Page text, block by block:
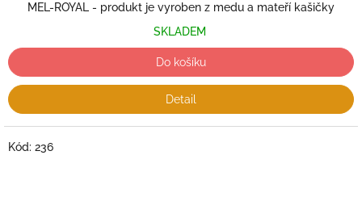
MEL-ROYAL - produkt je vyroben z medu a mateří kašičky
SKLADEM
Do košíku
Detail
Kód: 236